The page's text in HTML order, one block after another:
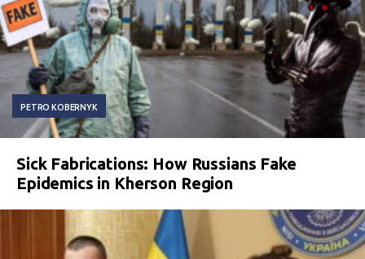
PETRO KOBERNYK
Sick Fabrications: How Russians Fake
Epidemics in Kherson Region